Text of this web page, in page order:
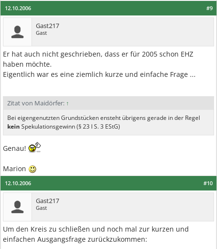
#9
12.10.2006
Gast217
Gast
Er hat auch nicht geschrieben, dass er für 2005 schon EHZ
haben möchte.
Eigentlich war es eine ziemlich kurze und einfache Frage ...
Zitat von Maidörfer: ↑
Bei eigengenutzten Grundstücken ensteht übrigens gerade in der Regel
kein Spekulationsgewinn (§ 23 I S. 3 EStG)
Genau!
Marion
#10
12.10.2006
Gast217
Gast
Um den Kreis zu schließen und noch mal zur kurzen und
einfachen Ausgangsfrage zurückzukommen: